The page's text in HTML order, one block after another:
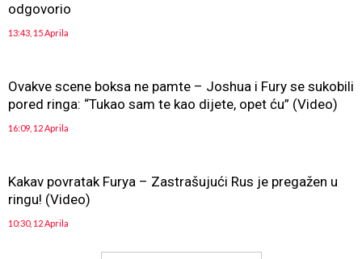
odgovorio
13:43, 15 Aprila
Ovakve scene boksa ne pamte – Joshua i Fury se sukobili
pored ringa: “Tukao sam te kao dijete, opet ću” (Video)
16:09, 12 Aprila
Kakav povratak Furya – Zastrašujući Rus je pregažen u
ringu! (Video)
10:30, 12 Aprila